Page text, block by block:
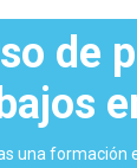
de
una formación